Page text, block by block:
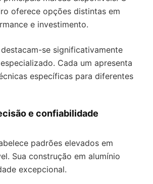
oferece opções distintas em
e investimento.
se significativamente
Cada um apresenta
específicas para diferentes
e confiabilidade
padrões elevados em
Sua construção em alumínio
excepcional.